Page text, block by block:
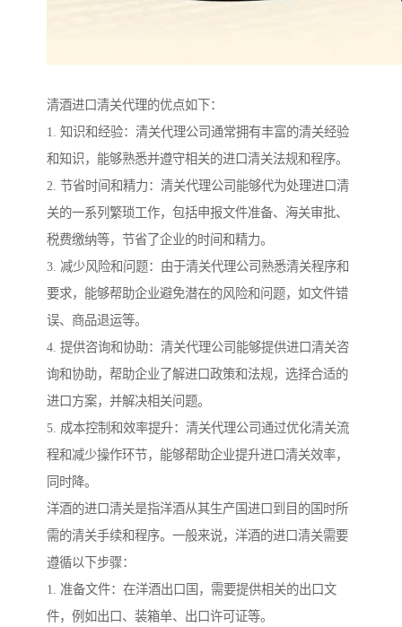
清酒进口清关代理的优点如下：
1. 知识和经验：清关代理公司通常拥有丰富的清关经验
和知识，能够熟悉并遵守相关的进口清关法规和程序。
2. 节省时间和精力：清关代理公司能够代为处理进口清
关的一系列繁琐工作，包括申报文件准备、海关审批、
税费缴纳等，节省了企业的时间和精力。
3. 减少风险和问题：由于清关代理公司熟悉清关程序和
要求，能够帮助企业避免潜在的风险和问题，如文件错
误、商品退运等。
4. 提供咨询和协助：清关代理公司能够提供进口清关咨
询和协助，帮助企业了解进口政策和法规，选择合适的
进口方案，并解决相关问题。
5. 成本控制和效率提升：清关代理公司通过优化清关流
程和减少操作环节，能够帮助企业提升进口清关效率，
同时降。
洋酒的进口清关是指洋酒从其生产国进口到目的国时所
需的清关手续和程序。一般来说，洋酒的进口清关需要
遵循以下步骤：
1. 准备文件：在洋酒出口国，需要提供相关的出口文
件，例如出口、装箱单、出口许可证等。